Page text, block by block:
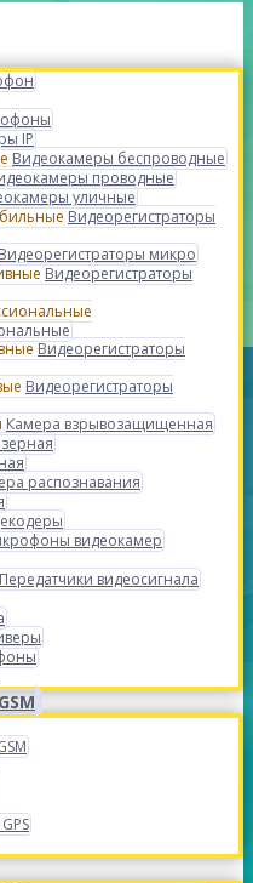
IP
Видеокамеры беспроводные
проводные
уличные
Видеорегистраторы
Видеорегистраторы микро
Видеорегистраторы
Видеорегистраторы
Видеорегистраторы
Камера взрывозащищенная
распознавания
видеокамер
Передатчики видеосигнала